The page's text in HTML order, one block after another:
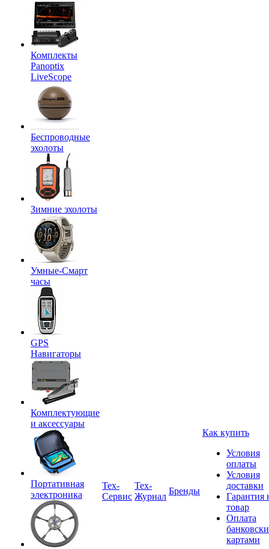
Комплекты
Panoptix
LiveScope
Беспроводные
эхолоты
Зимние эхолоты
Умные-Смарт
часы
GPS
Навигаторы
Комплектующие
и аксессуары
Портативная
электроника
Tex-
Сервис
Тех-
Журнал
Бренды
Как купить
Условия
оплаты
Условия
доставки
Гарантия
товар
Оплата
картами